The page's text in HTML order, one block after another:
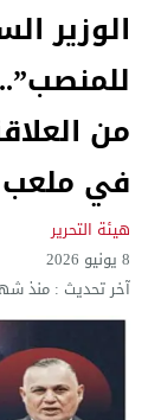
الوزير
من
في ملعب
هيئة التحرير
8 يونيو 2026
آخر تحديث :منذ